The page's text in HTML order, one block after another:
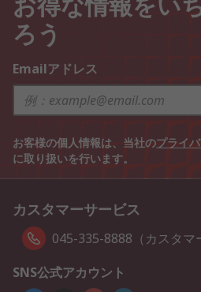
ろう
Emailアドレス
お客様の個人情報は、当社のプライ
に取り扱いを行います。
カスタマーサービス
045-335-8888（カスタマ
SNS公式アカウント